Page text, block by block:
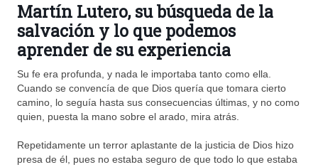
Martín Lutero, su búsqueda de la
salvación y lo que podemos
aprender de su experiencia
Su fe era profunda, y nada le importaba tanto como ella.
Cuando se convencía de que Dios quería que tomara cierto
camino, lo seguía hasta sus consecuencias últimas, y no como
quien, puesta la mano sobre el arado, mira atrás.
Repetidamente un terror aplastante de la justicia de Dios hizo
presa de él, pues no estaba seguro de que todo lo que estaba